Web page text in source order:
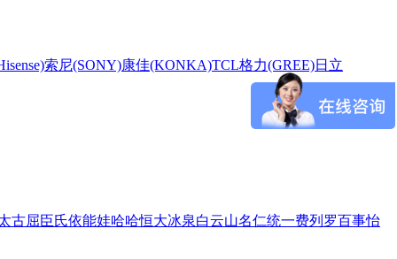
索尼(SONY)康佳(KONKA)TCL格力(GREE)日立
古屈臣氏依能娃哈哈恒大冰泉白云山名仁统一费列罗百事怡